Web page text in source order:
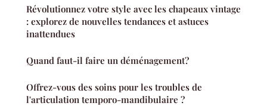
Révolutionnez votre style avec les chapeaux vintage
: explorez de nouvelles tendances et astuces
inattendues
Quand faut-il faire un déménagement?
Offrez-vous des soins pour les troubles de
l'articulation temporo-mandibulaire ?